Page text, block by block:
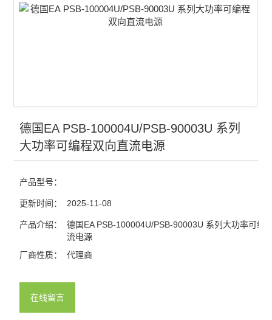
德国EA PSB-100004U/PSB-90003U 系列
大功率可编程双向直流电源
产品型号：
更新时间： 2025-11-08
产品介绍：
德国EA PSB-100004U/PSB-90003U 系列大功率可编
流电源
厂商性质：
代理商
在线留言